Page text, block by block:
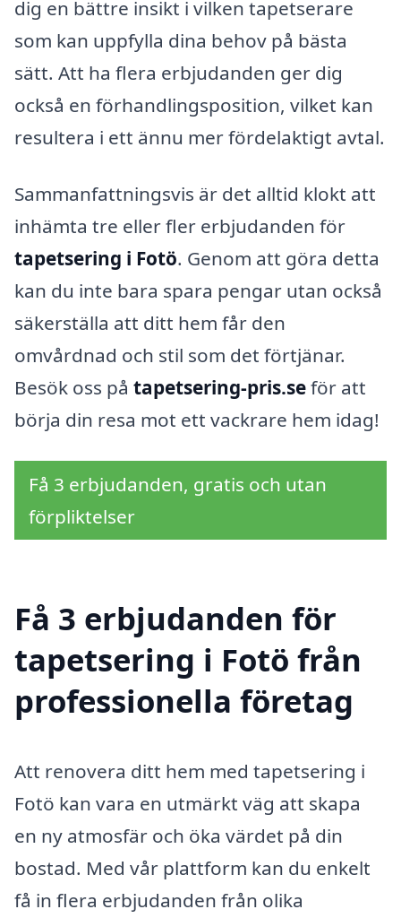
dig en bättre insikt i vilken tapetserare
som kan uppfylla dina behov på bästa
sätt. Att ha flera erbjudanden ger dig
också en förhandlingsposition, vilket kan
resultera i ett ännu mer fördelaktigt avtal.
Sammanfattningsvis är det alltid klokt att
inhämta tre eller fler erbjudanden för
tapetsering i Fotö. Genom att göra detta
kan du inte bara spara pengar utan också
säkerställa att ditt hem får den
omvårdnad och stil som det förtjänar.
Besök oss på tapetsering-pris.seför att
börja din resa mot ett vackrare hem idag!
Få 3 erbjudanden, gratis och utan
förpliktelser
Få 3 erbjudanden för
tapetsering i Fotö från
professionella företag
Att renovera ditt hem med tapetsering i
Fotö kan vara en utmärkt väg att skapa
en ny atmosfär och öka värdet på din
bostad. Med vår plattform kan du enkelt
få in flera erbjudanden från olika